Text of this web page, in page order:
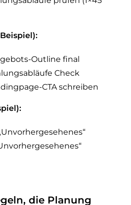
Outline final
Check
CTA schreiben
die Planung